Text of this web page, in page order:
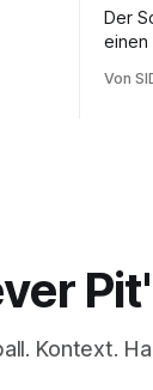
Der
einen
Von
Kontext.